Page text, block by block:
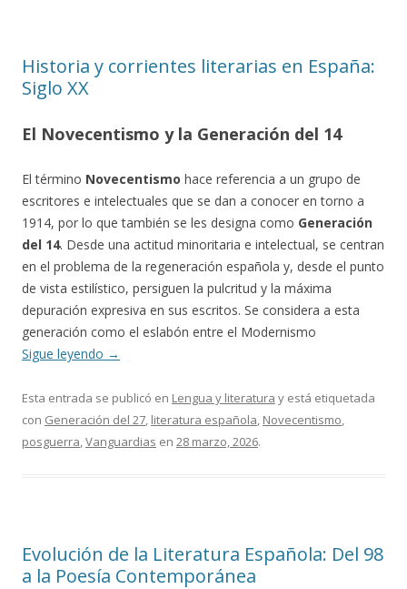
Historia y corrientes literarias en España:
Siglo XX
El Novecentismo y la Generación del 14
El término Novecentismo hace referencia a un grupo de
escritores e intelectuales que se dan a conocer en torno a
1914, por lo que también se les designa como Generación
del 14. Desde una actitud minoritaria e intelectual, se centran
en el problema de la regeneración española y, desde el punto
de vista estilístico, persiguen la pulcritud y la máxima
depuración expresiva en sus escritos. Se considera a esta
generación como el eslabón entre el Modernismo
Sigue leyendo →
Esta entrada se publicó en Lengua y literatura y está etiquetada
con Generación del 27, literatura española, Novecentismo,
posguerra,Vanguardias en 28 marzo, 2026.
Evolución de la Literatura Española: Del 98
a la Poesía Contemporánea